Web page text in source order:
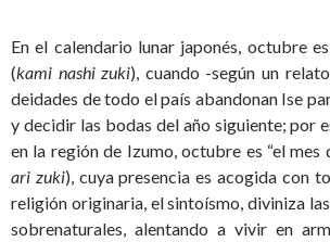
En el calendario lunar japonés, octubre
(kami nashi zuki), cuando -según un
deidades de todo el país abandonan Ise
y decidir las bodas del año siguiente; por
en la región de Izumo, octubre es “el mes
ari zuki), cuya presencia es acogida con
religión originaria, el sintoísmo, diviniza
sobrenaturales, alentando a vivir en